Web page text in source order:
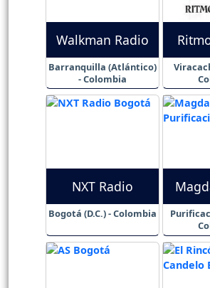
Walkman Radio
Barranquilla (Atlántico)
- Colombia
NXT Radio
Bogotá (D.C.) - Colombia